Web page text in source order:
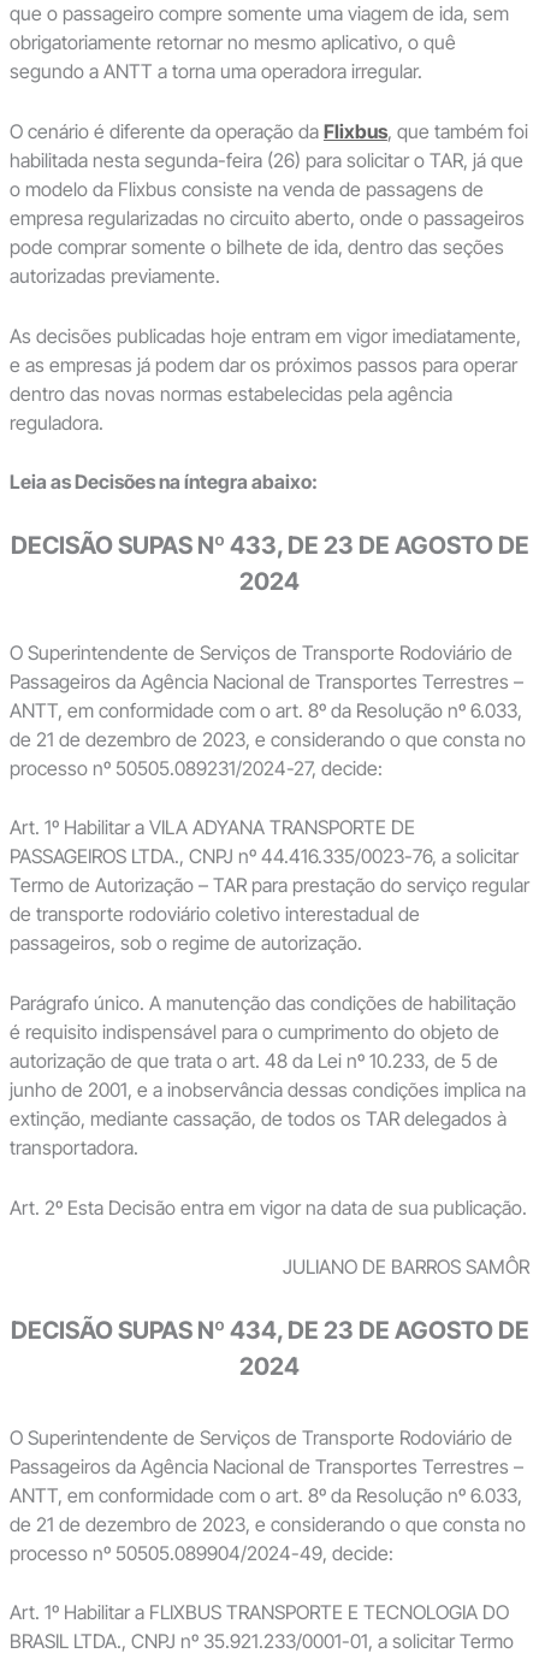
que o passageiro compre somente uma viagem de ida, sem
obrigatoriamente retornar no mesmo aplicativo, o quê
segundo a ANTT a torna uma operadora irregular.
O cenário é diferente da operação da Flixbus, que também foi
habilitada nesta segunda-feira (26) para solicitar o TAR, já que
o modelo da Flixbus consiste na venda de passagens de
empresa regularizadas no circuito aberto, onde o passageiros
pode comprar somente o bilhete de ida, dentro das seções
autorizadas previamente.
As decisões publicadas hoje entram em vigor imediatamente,
e as empresas já podem dar os próximos passos para operar
dentro das novas normas estabelecidas pela agência
reguladora.
Leia as Decisões na íntegra abaixo:
DECISÃO SUPAS Nº 433, DE 23 DE AGOSTO DE
2024
O Superintendente de Serviços de Transporte Rodoviário de
Passageiros da Agência Nacional de Transportes Terrestres –
ANTT, em conformidade com o art. 8º da Resolução nº 6.033,
de 21 de dezembro de 2023, e considerando o que consta no
processo nº 50505.089231/2024-27, decide:
Art. 1º Habilitar a VILA ADYANA TRANSPORTE DE
PASSAGEIROS LTDA., CNPJ nº 44.416.335/0023-76, a solicitar
Termo de Autorização – TAR para prestação do serviço regular
de transporte rodoviário coletivo interestadual de
passageiros, sob o regime de autorização.
Parágrafo único. A manutenção das condições de habilitação
é requisito indispensável para o cumprimento do objeto de
autorização de que trata o art. 48 da Lei nº 10.233, de 5 de
junho de 2001, e a inobservância dessas condições implica na
extinção, mediante cassação, de todos os TAR delegados à
transportadora.
Art. 2º Esta Decisão entra em vigor na data de sua publicação.
JULIANO DE BARROS SAMÔR
DECISÃO SUPAS Nº 434, DE 23 DE AGOSTO DE
2024
O Superintendente de Serviços de Transporte Rodoviário de
Passageiros da Agência Nacional de Transportes Terrestres –
ANTT, em conformidade com o art. 8º da Resolução nº 6.033,
de 21 de dezembro de 2023, e considerando o que consta no
processo nº 50505.089904/2024-49, decide:
Art. 1º Habilitar a FLIXBUS TRANSPORTE E TECNOLOGIA DO
BRASIL LTDA., CNPJ nº 35.921.233/0001-01, a solicitar Termo